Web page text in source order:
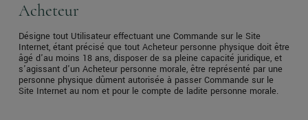
Acheteur
Désigne tout Utilisateur effectuant une Commande sur le Site
Internet, étant précisé que tout Acheteur personne physique doit être
âgé d'au moins 18 ans, disposer de sa pleine capacité juridique, et
s'agissant d'un Acheteur personne morale, être représenté par une
personne physique dûment autorisée à passer Commande sur le
Site Internet au nom et pour le compte de ladite personne morale.